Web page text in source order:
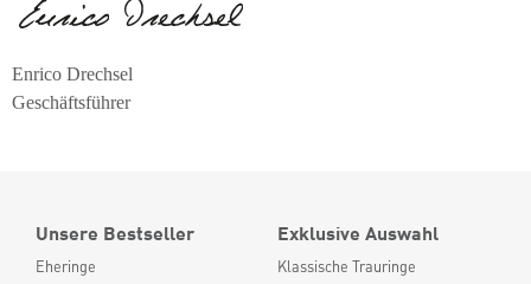
Enrico Drechsel
Geschäftsführer
Unsere Bestseller
Eheringe
Exklusive Auswahl
Klassische Trauringe